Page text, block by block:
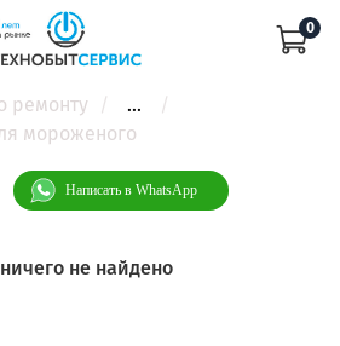
0
ремонту
...
мороженого
Написать в WhatsApp
не найдено